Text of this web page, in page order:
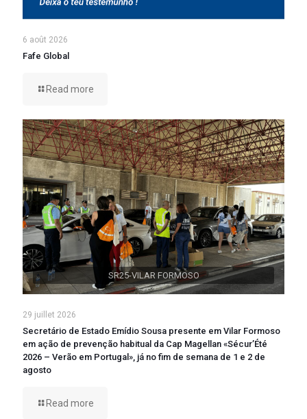
6 août 2026
Fafe Global
Read more
SR25-VILAR FORMOSO
29 juillet 2026
Secretário de Estado Emídio Sousa presente em Vilar Formoso
em ação de prevenção habitual da Cap Magellan «Sécur’Été
2026 – Verão em Portugal», já no fim de semana de 1 e 2 de
agosto
Read more